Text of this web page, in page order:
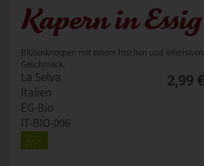
Kapern in Essig
Blütenknospen mit einem frischen und intensiven
Geschmack.
La Selva
Italien
EG-Bio
IT-BIO-006
2,99 €